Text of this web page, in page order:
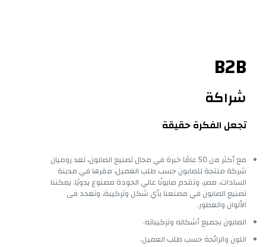
B2B
شراكة
تجعل الفكرة حقيقة
مع أكثر من 50 عامًا خبرة في مجال تصنيع الصابون، تعد روميان
شركة منتجة للصابون حسب طلب العميل، مقرها في مدينة
السادات، مصر، وتقدم صابونًا عالي الجودة مصنوع يدويًا. يمكننا
تصنيع الصابون في مصنعنا بأي شكل وتركيبة، وتعدد فى
الألوان والعطور.
الصابون بجميع أشكاله وتركيباته.
اللون والرائحة حسب طلب العميل.